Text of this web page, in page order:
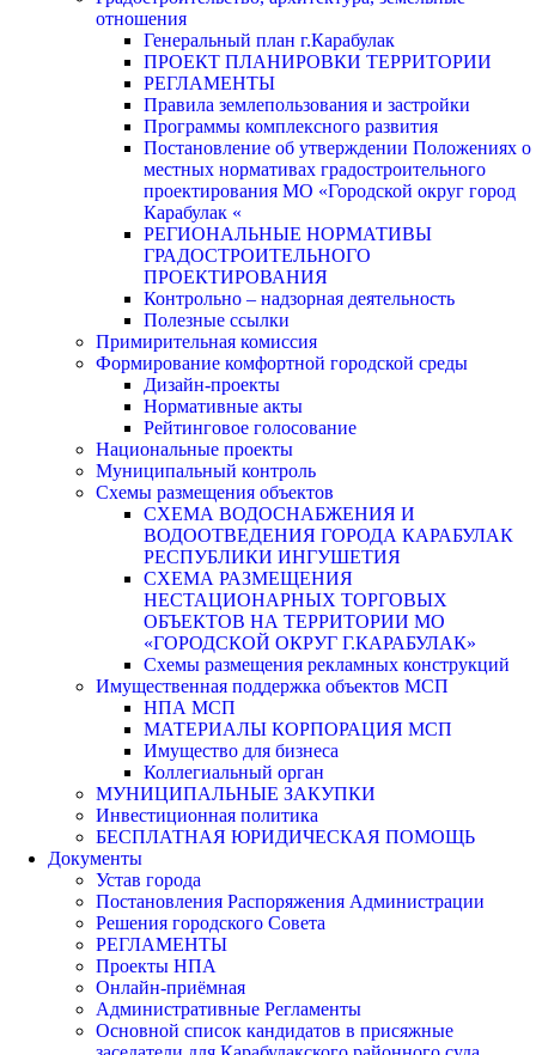
отношения
Генеральный план г.Карабулак
ПРОЕКТ ПЛАНИРОВКИ ТЕРРИТОРИИ
РЕГЛАМЕНТЫ
Правила землепользования и застройки
Программы комплексного развития
Постановление об утверждении Положениях о
местных нормативах градостроительного
проектирования МО «Городской округ город
Карабулак «
РЕГИОНАЛЬНЫЕ НОРМАТИВЫ
ГРАДОСТРОИТЕЛЬНОГО
ПРОЕКТИРОВАНИЯ
Контрольно – надзорная деятельность
Полезные ссылки
Примирительная комиссия
Формирование комфортной городской среды
Дизайн-проекты
Нормативные акты
Рейтинговое голосование
Национальные проекты
Муниципальный контроль
Схемы размещения объектов
СХЕМА ВОДОСНАБЖЕНИЯ И
ВОДООТВЕДЕНИЯ ГОРОДА КАРАБУЛАК
РЕСПУБЛИКИ ИНГУШЕТИЯ
СХЕМА РАЗМЕЩЕНИЯ
НЕСТАЦИОНАРНЫХ ТОРГОВЫХ
ОБЪЕКТОВ НА ТЕРРИТОРИИ МО
«ГОРОДСКОЙ ОКРУГ Г.КАРАБУЛАК»
Схемы размещения рекламных конструкций
Имущественная поддержка объектов МСП
НПА МСП
МАТЕРИАЛЫ КОРПОРАЦИЯ МСП
Имущество для бизнеса
Коллегиальный орган
МУНИЦИПАЛЬНЫЕ ЗАКУПКИ
Инвестиционная политика
БЕСПЛАТНАЯ ЮРИДИЧЕСКАЯ ПОМОЩЬ
Документы
Устав города
Постановления Распоряжения Администрации
Решения городского Совета
РЕГЛАМЕНТЫ
Проекты НПА
Онлайн-приёмная
Административные Регламенты
Основной список кандидатов в присяжные